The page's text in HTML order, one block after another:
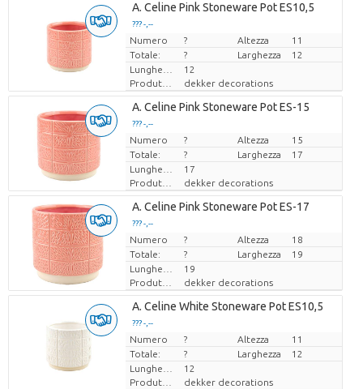
A. Celine Pink Stoneware Pot ES10,5
??? -,--
Prezzo x uno
Numero ? Altezza
11
Totale:
? Larghezza
12
12
Produttore
dekker decorations
A. Celine Pink Stoneware Pot ES-15
??? -,--
Prezzo x uno
Numero ? Altezza
15
Totale:
? Larghezza
17
17
Produttore
dekker decorations
A. Celine Pink Stoneware Pot ES-17
??? -,--
Prezzo x uno
Numero ? Altezza
18
Totale:
? Larghezza
19
19
Produttore
dekker decorations
A. Celine White Stoneware Pot ES10,5
??? -,--
Prezzo x uno
Numero ? Altezza
11
Totale:
? Larghezza
12
12
Produttore
dekker decorations